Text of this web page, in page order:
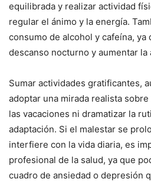
equilibrada y realizar actividad
regular el ánimo y la energía.
consumo de alcohol y cafeína,
descanso nocturno y aumentar la
Sumar actividades gratificantes,
adoptar una mirada realista
las vacaciones ni dramatizar la
adaptación. Si el malestar se
interfiere con la vida diaria, es
profesional de la salud, ya que
cuadro de ansiedad o depresión